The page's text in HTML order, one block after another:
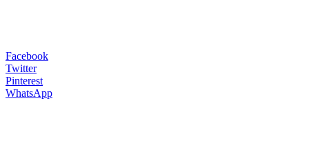
Facebook
Twitter
Pinterest
WhatsApp